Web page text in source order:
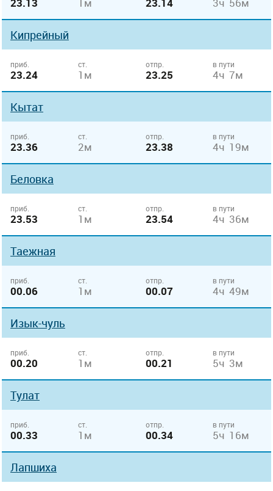
Кипрейный
приб.
23.24
ст.
1м
отпр.
23.25
в пути
4ч 7м
Кытат
приб.
23.36
ст.
2м
отпр.
23.38
в пути
4ч 19м
Беловка
приб.
23.53
ст.
1м
отпр.
23.54
в пути
4ч 36м
Таежная
приб.
00.06
ст.
1м
отпр.
00.07
в пути
4ч 49м
Изык-чуль
приб.
00.20
ст.
1м
отпр.
00.21
в пути
5ч 3м
Тулат
приб.
00.33
ст.
1м
отпр.
00.34
в пути
5ч 16м
Лапшиха